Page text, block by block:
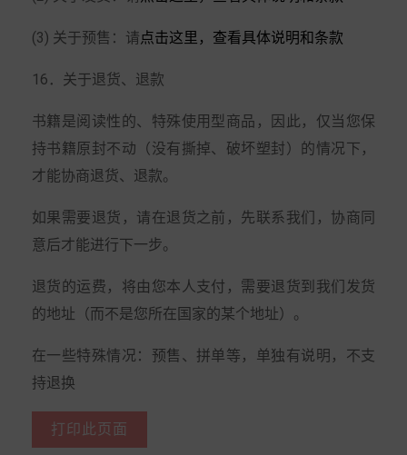
(3) 关于预售：请点击这里，查看具体说明和条款
16．关于退货、退款
书籍是阅读性的、特殊使用型商品，因此，仅当您保
持书籍原封不动（没有撕掉、破坏塑封）的情况下，
才能协商退货、退款。
如果需要退货，请在退货之前，先联系我们，协商同
意后才能进行下一步。
退货的运费，将由您本人支付，需要退货到我们发货
的地址（而不是您所在国家的某个地址）。
在一些特殊情况：预售、拼单等，单独有说明，不支
持退换